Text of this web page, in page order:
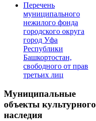
Перечень
муниципального
нежилого фонда
городского округа
город Уфа
Республики
Башкортостан,
свободного от прав
третьих лиц
Муниципальные
объекты культурного
наследия